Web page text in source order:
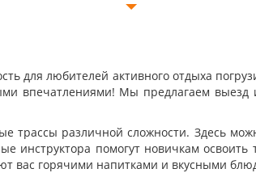
для любителей активного отдыха
впечатлениями! Мы предлагаем
трассы различной сложности. Здесь
помогут новичкам освоить
горячими напитками и вкусными